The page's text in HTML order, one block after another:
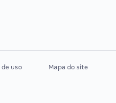
Residência Multiprofissional
de uso Mapa do site